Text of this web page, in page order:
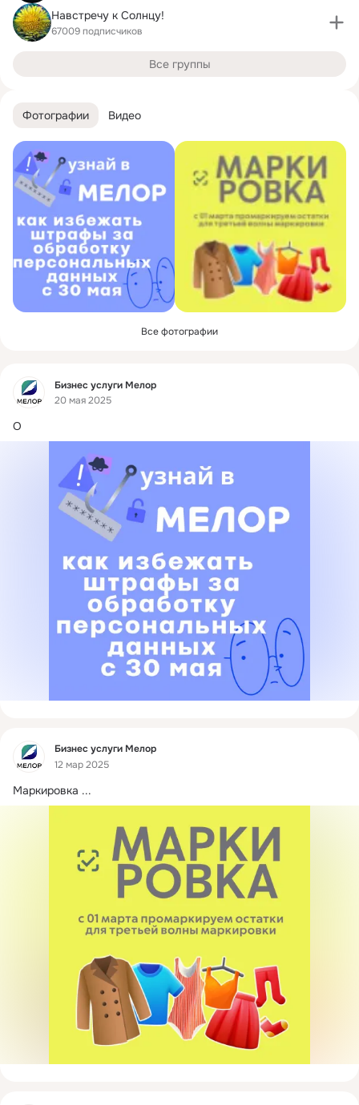
Фотографии Видео
Все фотографии
Фид
Бизнес услуги Мелор
20 мая 2025
О
Фид
Бизнес услуги Мелор
12 мар 2025
Маркировка ...
Навстречу к Солнцу!
67009 подписчиков
Все группы